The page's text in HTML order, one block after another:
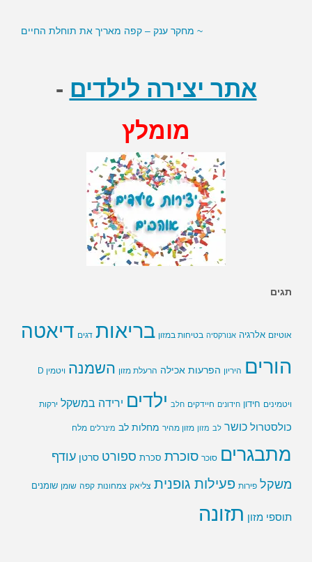
~ מחקר ענק – קפה מאריך את תוחלת החיים
אתר יצירה לילדים -
מומלץ
תגים
אוטיזם אלרגיה אנורקסיה בטיחות במזון בריאות דגים דיאטה
הורים היריון הפרעות אכילה הרעלת מזון השמנה ויטמין D
ויטמינים חידון חידונים חיידקים חלב ילדים ירידה במשקל ירקות
כולסטרול כושר לב מזון מזון מהיר מחלות לב מינרלים מלח
מתבגרים סוכר סוכרת סכרת ספורט סרטן עודף
משקל פירות פעילות גופנית צליאק צמחונות קפה שומן שומנים
תוספי מזון תזונה